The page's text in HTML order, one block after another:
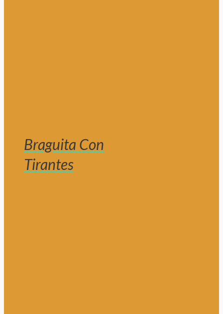
Braguita Con
Tirantes